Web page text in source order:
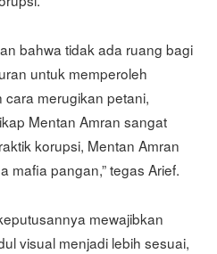
bahwa tidak ada ruang bagi
untuk memperoleh
merugikan petani,
Mentan Amran sangat
korupsi, Mentan Amran
mafia pangan,” tegas Arief.
mewajibkan
visual menjadi lebih sesuai,